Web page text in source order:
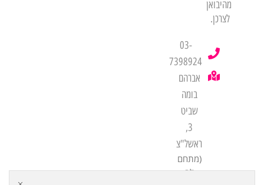
מהיבואן
לצרכן.
03-
7398924
אברהם
בומה
שביט
3,
ראשל"צ
(מתחם
לב